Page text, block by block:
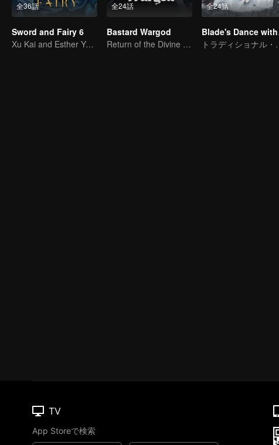
全36話
Sword and Fairy 6
Xu Kai and Esther Yu Uncover the Conspiracy Together
全24話
Bastard Wargod
Return of the Divine Warrior! Conquer Foes, Win Hearts
全24話
トラデ
TV
App Storeで検索